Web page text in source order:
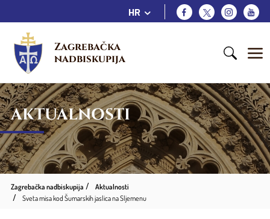
HR
Zagrebačka
nadbiskupija
AKTUALNOSTI
Zagrebačka nadbiskupija
Aktualnosti
Sveta misa kod Šumarskih jaslica na Sljemenu